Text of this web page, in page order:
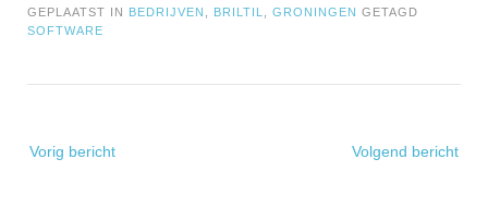
GEPLAATST IN BEDRIJVEN BRILTIL GRONINGEN GETAGD
SOFTWARE
navigatie
Vorig bericht Volgend bericht